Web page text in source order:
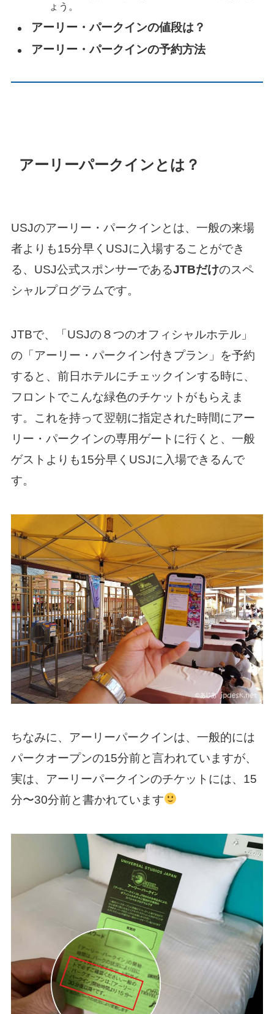
ょう。
アーリー・パークインの値段は？
アーリー・パークインの予約方法
アーリーパークインとは？
USJのアーリー・パークインとは、一般の来場
者よりも15分早くUSJに入場することができ
る、USJ公式スポンサーであるJTBだけのスペ
シャルプログラムです。
JTBで、「USJの８つのオフィシャルホテル」
の「アーリー・パークイン付きプラン」を予約
すると、前日ホテルにチェックインする時に、
フロントでこんな緑色のチケットがもらえま
す。これを持って翌朝に指定された時間にアー
リー・パークインの専用ゲートに行くと、一般
ゲストよりも15分早くUSJに入場できるんで
す。
ちなみに、アーリーパークインは、一般的には
パークオープンの15分前と言われていますが、
実は、アーリーパークインのチケットには、15
分〜30分前と書かれています